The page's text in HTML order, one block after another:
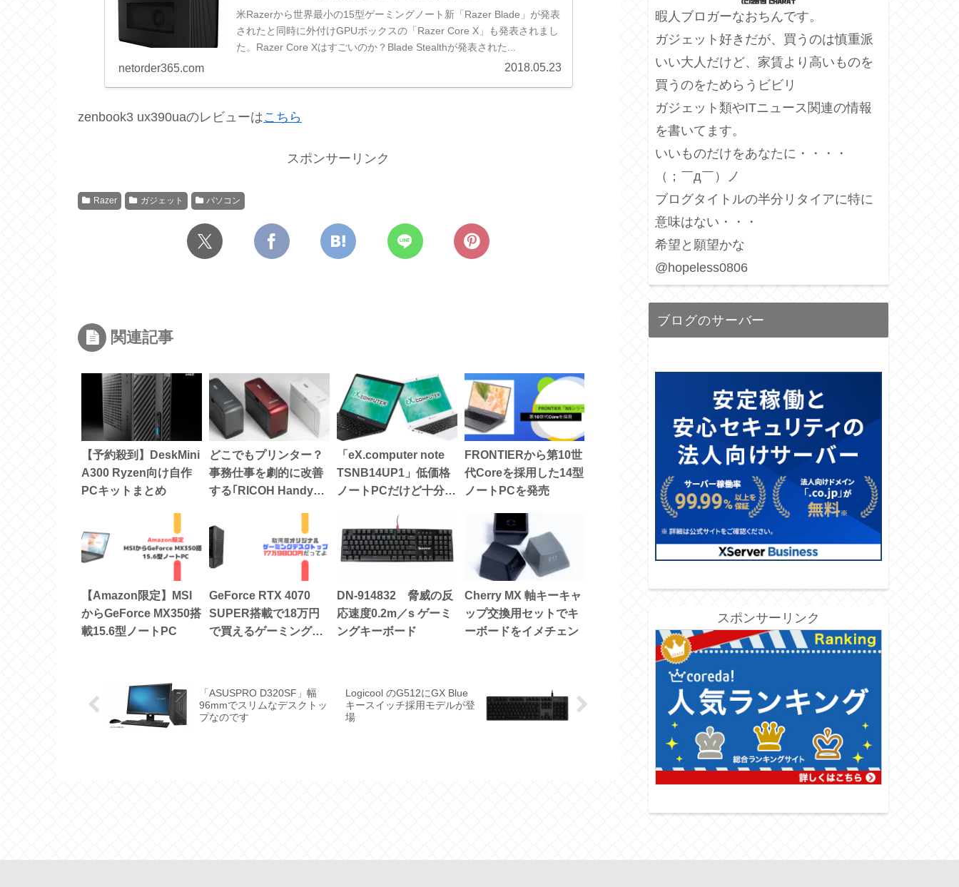
米Razerから世界最小の15型ゲーミングノート新「Razer Blade」が発表
されたと同時に外付けGPUボックスの「Razer Core X」も発表されまし
た。Razer Core Xはすごいのか？Blade Stealthが発表された...
netorder365.com 2018.05.23
zenbook3 ux390uaのレビューはこちら
スポンサーリンク
Razer ガジェット パソコン
関連記事
【予約殺到】DeskMini
A300 Ryzen向け自作
PCキットまとめ
どこでもプリンター？
事務仕事を劇的に改善
する｢RICOH Handy
「eX.computer note
TSNB14UP1」低価格
ノートPCだけど十分使
FRONTIERから第10世
代Coreを採用した14型
ノートPCを発売
【Amazon限定】MSI
からGeForce MX350搭
載15.6型ノートPC
GeForce RTX 4070
SUPER搭載で18万円
で買えるゲーミングPC
DN-914832 脅威の反
応速度0.2m／s ゲーミ
ングキーボード
Cherry MX 軸キーキャ
ップ交換用セットでキ
ーボードをイメチェン
「ASUSPRO D320SF」幅
96mmでスリムなデスクトッ
プなのです
Logicool のG512にGX Blue
キースイッチ採用モデルが登
場
暇人ブロガーなおちんです。
ガジェット好きだが、買うのは慎重派
いい大人だけど、家賃より高いものを
買うのをためらうビビリ
ガジェット類やITニュース関連の情報
を書いてます。
いいものだけをあなたに・・・・
（；￣д￣）ノ
ブログタイトルの半分リタイアに特に
意味はない・・・
希望と願望かな
@hopeless0806
ブログのサーバー
スポンサーリンク